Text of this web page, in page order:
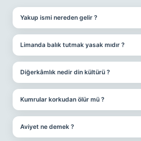
Yakup ismi nereden gelir ?
Limanda balık tutmak yasak mıdır ?
Diğerkâmlık nedir din kültürü ?
Kumrular korkudan ölür mü ?
Aviyet ne demek ?